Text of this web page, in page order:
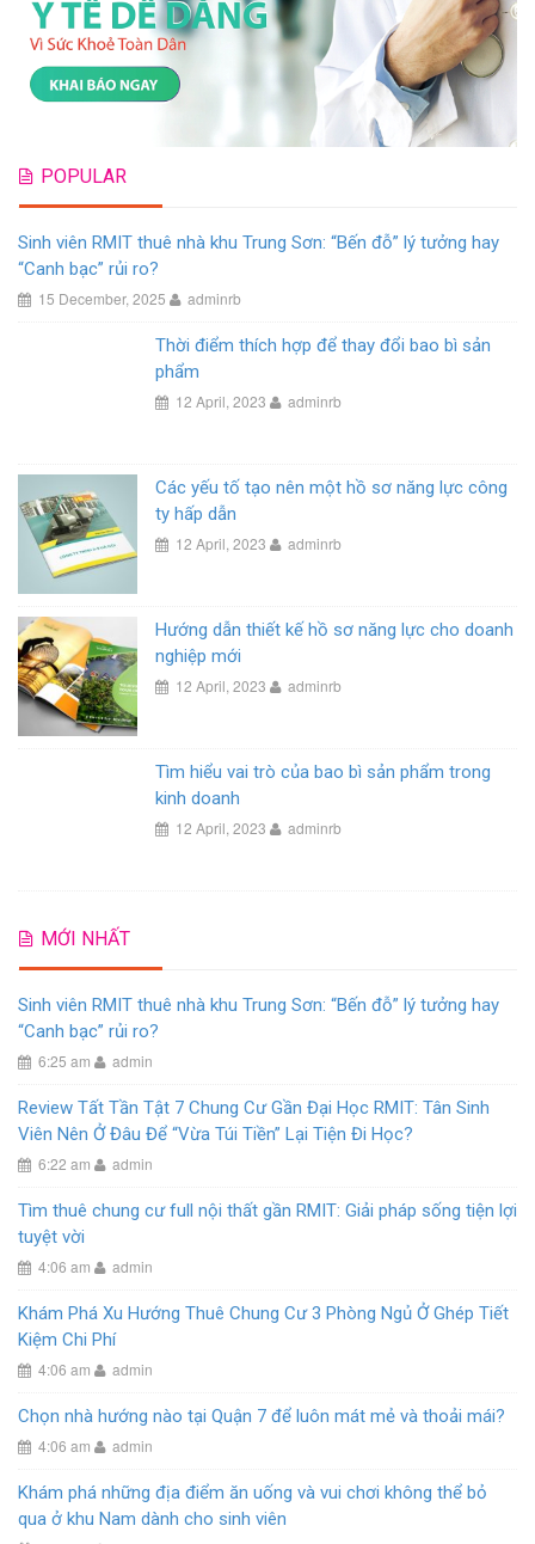
POPULAR
Sinh viên RMIT thuê nhà khu Trung Sơn: “Bến đỗ” lý tưởng hay
“Canh bạc” rủi ro?
15 December, 2025 adminrb
Thời điểm thích hợp để thay đổi bao bì sản
phẩm
12 April, 2023 adminrb
Các yếu tố tạo nên một hồ sơ năng lực công
ty hấp dẫn
12 April, 2023 adminrb
Hướng dẫn thiết kế hồ sơ năng lực cho doanh
nghiệp mới
12 April, 2023 adminrb
Tìm hiểu vai trò của bao bì sản phẩm trong
kinh doanh
12 April, 2023 adminrb
MỚI NHẤT
Sinh viên RMIT thuê nhà khu Trung Sơn: “Bến đỗ” lý tưởng hay
“Canh bạc” rủi ro?
6:25 am admin
Review Tất Tần Tật 7 Chung Cư Gần Đại Học RMIT: Tân Sinh
Viên Nên Ở Đâu Để “Vừa Túi Tiền” Lại Tiện Đi Học?
6:22 am admin
Tìm thuê chung cư full nội thất gần RMIT: Giải pháp sống tiện lợi
tuyệt vời
4:06 am admin
Khám Phá Xu Hướng Thuê Chung Cư 3 Phòng Ngủ Ở Ghép Tiết
Kiệm Chi Phí
4:06 am admin
Chọn nhà hướng nào tại Quận 7 để luôn mát mẻ và thoải mái?
4:06 am admin
Khám phá những địa điểm ăn uống và vui chơi không thể bỏ
qua ở khu Nam dành cho sinh viên